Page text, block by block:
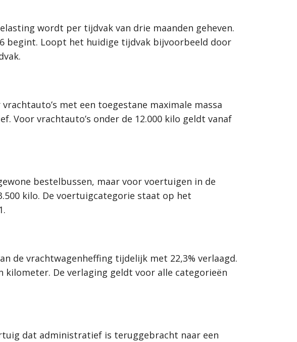
wordt per tijdvak van drie maanden geheven.
begint. Loopt het huidige tijdvak bijvoorbeeld door
met een toegestane maximale massa
Voor vrachtauto’s onder de 12.000 kilo geldt vanaf
bestelbussen, maar voor voertuigen in de
kilo. De voertuigcategorie staat op het
de vrachtwagenheffing tijdelijk met 22,3% verlaagd.
kilometer. De verlaging geldt voor alle categorieën
dat administratief is teruggebracht naar een